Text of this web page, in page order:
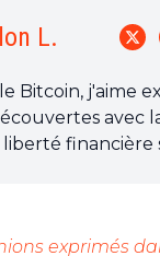
L.
Bitcoin, j'aime
avec
liberté
exprimés